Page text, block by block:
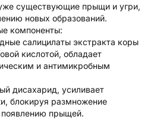
существующие прыщи и угри,
новых образований.
компоненты:
салицилаты экстракта коры
кислотой, обладает
и антимикробным
дисахарид, усиливает
блокируя размножение
появлению прыщей.